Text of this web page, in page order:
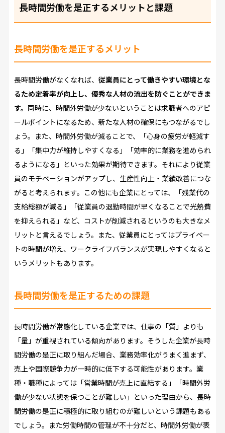
長時間労働を是正するメリットと課題
長時間労働を是正するメリット
長時間労働がなくなれば、 従業員にとって働きやすい環境とな
るため定着率が向上し、優秀な人材の流出を防ぐことができま
す。 同時に、時間外労働が少ないということは求職者へのアピ
ールポイントになるため、新たな人材の確保にもつながるでし
ょう。また、時間外労働が減ることで、「心身の疲労が軽減す
る」「集中力が維持しやすくなる」「効率的に業務を進められ
るようになる」といった効果が期待できます。それにより従業
員のモチベーションがアップし、生産性向上・業績改善につな
がると考えられます。この他にも企業にとっては、「残業代の
支給総額が減る」「従業員の退勤時間が早くなることで光熱費
を抑えられる」など、コストが削減されるというのも大きなメ
リットと言えるでしょう。また、従業員にとってはプライベー
トの時間が増え、ワークライフバランスが実現しやすくなると
いうメリットもあります。
長時間労働を是正するための課題
長時間労働が常態化している企業では、仕事の「質」よりも
「量」が重視されている傾向があります。そうした企業が長時
間労働の是正に取り組んだ場合、業務効率化がうまく進まず、
売上や国際競争力が一時的に低下する可能性があります。業
種・職種によっては「営業時間が売上に直結する」「時間外労
働が少ない状態を保つことが難しい」といった理由から、長時
間労働の是正に積極的に取り組むのが難しいという課題もある
でしょう。また労働時間の管理が不十分だと、時間外労働が表